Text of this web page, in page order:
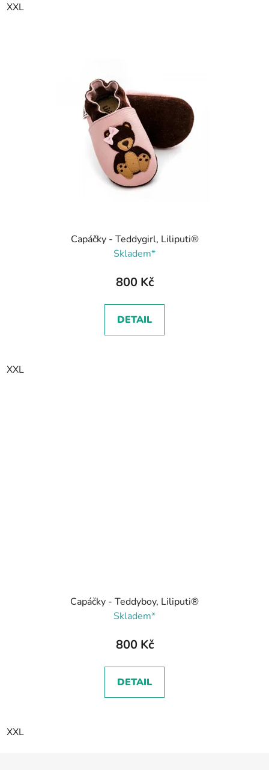
XXL
Capáčky - Teddygirl, Liliputi®
Skladem*
800 Kč
DETAIL
XXL
Capáčky - Teddyboy, Liliputi®
Skladem*
800 Kč
DETAIL
XXL